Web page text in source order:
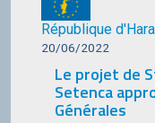
République
20/06/2022
Le projet de
Setenca
Générales